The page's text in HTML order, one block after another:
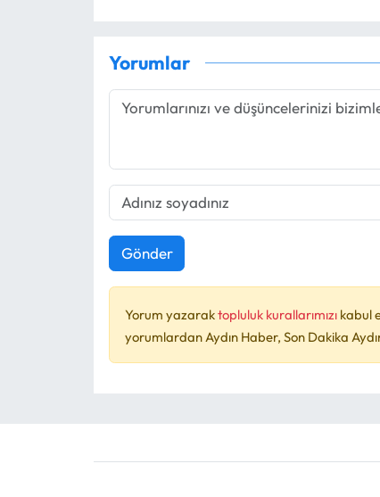
Yorumlar
Gönder
Yorum yazaraktopluluk kurallarımızı kabul
yorumlardan Aydın Haber, Son Dakika